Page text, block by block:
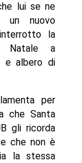
lui se ne
un nuovo
la
Natale a
e albero di
per
che Santa
gli ricorda
che non è
la stessa